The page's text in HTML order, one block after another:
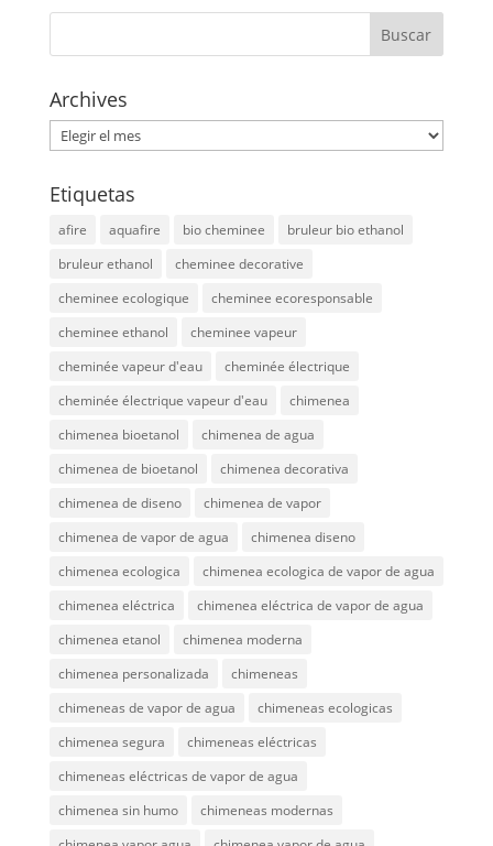
Archives
Archives
Etiquetas
afire aquafire bio cheminee
bruleur bio ethanol
bruleur ethanol
cheminee decorative
cheminee ecologique
cheminee ecoresponsable
cheminee ethanol
cheminee vapeur
cheminée vapeur d'eau
cheminée électrique
cheminée électrique vapeur d'eau
chimenea
chimenea bioetanol
chimenea de agua
chimenea de bioetanol
chimenea decorativa
chimenea de diseno
chimenea de vapor
chimenea de vapor de agua
chimenea diseno
chimenea ecologica
chimenea ecologica de vapor de agua
chimenea eléctrica
chimenea eléctrica de vapor de agua
chimenea etanol
chimenea moderna
chimenea personalizada
chimeneas
chimeneas de vapor de agua
chimeneas ecologicas
chimenea segura
chimeneas eléctricas
chimeneas eléctricas de vapor de agua
chimenea sin humo
chimeneas modernas